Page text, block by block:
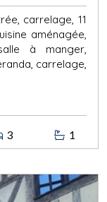
carrelage, 11
aménagée,
à manger,
carrelage,
3 1